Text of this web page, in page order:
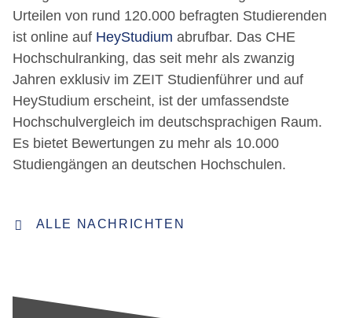
Urteilen von rund 120.000 befragten Studierenden
ist online auf HeyStudium abrufbar. Das CHE
Hochschulranking, das seit mehr als zwanzig
Jahren exklusiv im ZEIT Studienführer und auf
HeyStudium erscheint, ist der umfassendste
Hochschulvergleich im deutschsprachigen Raum.
Es bietet Bewertungen zu mehr als 10.000
Studiengängen an deutschen Hochschulen.
ALLE NACHRICHTEN